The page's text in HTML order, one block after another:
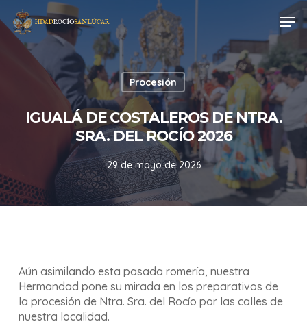
to
main
content
Procesión
IGUALÁ DE COSTALEROS DE NTRA.
SRA. DEL ROCÍO 2026
29 de mayo de 2026
Aún asimilando esta pasada romería, nuestra
Hermandad pone su mirada en los preparativos de
la procesión de Ntra. Sra. del Rocío por las calles de
nuestra localidad.